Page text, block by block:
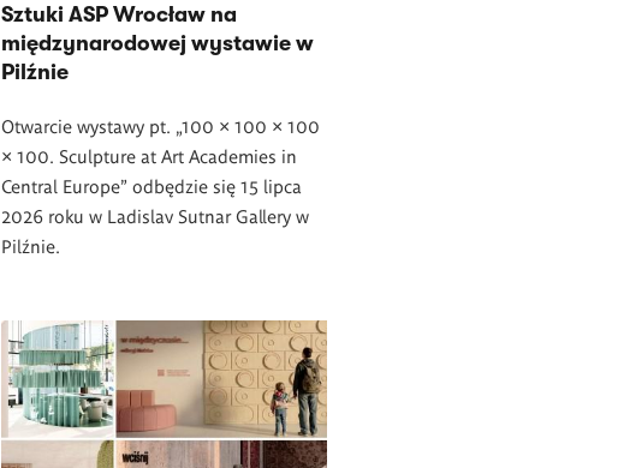
Sztuki ASP Wrocław na
międzynarodowej wystawie w
Pilźnie
Otwarcie wystawy pt. „100 × 100 × 100
× 100. Sculpture at Art Academies in
Central Europe” odbędzie się 15 lipca
2026 roku w Ladislav Sutnar Gallery w
Pilźnie.